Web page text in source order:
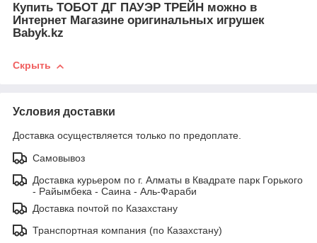
Купить ТОБОТ ДГ ПАУЭР ТРЕЙН можно в
Интернет Магазине оригинальных игрушек
Babyk.kz
Скрыть
Условия доставки
Доставка осуществляется только по предоплате.
Самовывоз
Доставка курьером по г. Алматы в Квадрате парк Горького
- Райымбека - Саина - Аль-Фараби
Доставка почтой по Казахстану
Транспортная компания (по Казахстану)